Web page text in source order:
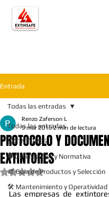
Entrada
Todas las entradas
EXTINTORES
🛡️ Defensa Civil y Normativa
🧯 Guía de Productos y Selección
🛠️ Mantenimiento y Operatividad
Todas las entradas
PROTOCOLO Y
EXTINTORES
Renzo Zaferson L
9 mar 2016 2 min de lectura
Obtuvo NaN de 5 estrellas.
Las empresas de